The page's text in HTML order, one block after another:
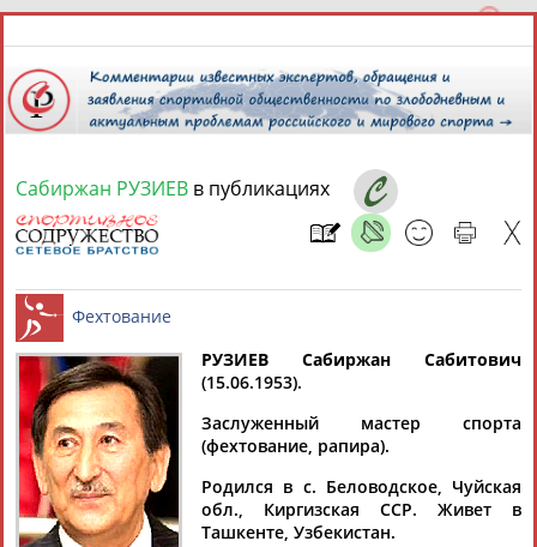
8 августа 2026 года,
СПОРТСМЕНЫ, ТРЕНЕРЫ И СПЕЦИАЛИСТЫ
Найдено: 13181персон Расширенный поиск
Аслаудин
АБАЕВ
Елена
АБАИМОВА
Мария
АБАКУМОВА
Юлия
Сабиржан РУЗИЕВ в публикациях
Фехтование
РУЗИЕВ Сабиржан Сабитович
(15.06.1953).
Заслуженный мастер спорта
(фехтование, рапира).
Родился в с. Беловодское, Чуйская
обл., Киргизская ССР. Живет в
Ташкенте, Узбекистан.